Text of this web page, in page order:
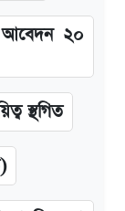
আবেদন ২০
স্থগিত